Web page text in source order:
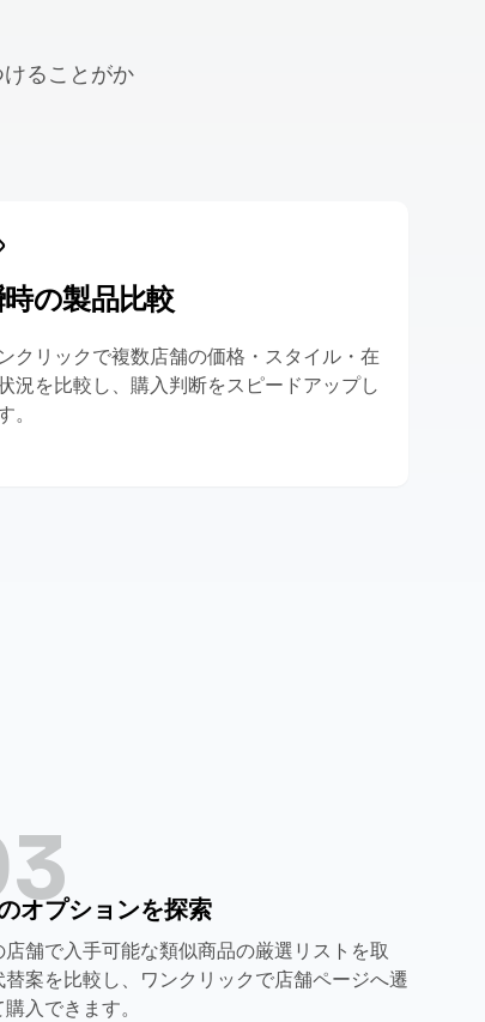
ることがか
の製品比較
クリックで複数店舗の価格・スタイル・在
況を比較し、購入判断をスピードアップし
。
オプションを探索
店舗で入手可能な類似商品の厳選リストを取
替案を比較し、ワンクリックで店舗ページへ遷
入できます。